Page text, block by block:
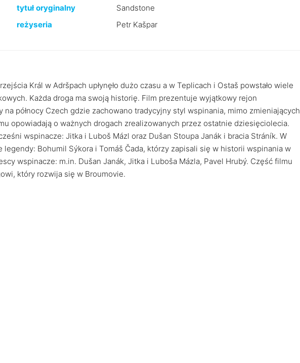
tytuł oryginalny
Sandstone
reżyseria
Petr Kašpar
Král w Adršpach upłynęło dużo czasu a w Teplicach i Ostaš powstało wiele
Każda droga ma swoją historię. Film prezentuje wyjątkowy rejon
na północy Czech gdzie zachowano tradycyjny styl wspinania, mimo zmieniających
opowiadają o ważnych drogach zrealizowanych przez ostatnie dziesięciolecia.
wspinacze: Jitka i Luboš Mázl oraz Dušan Stoupa Janák i bracia Stráník. W
Bohumil Sýkora i Tomáš Čada, którzy zapisali się w historii wspinania w
wspinacze: m.in. Dušan Janák, Jitka i Luboša Mázla, Pavel Hrubý. Część filmu
który rozwija się w Broumovie.